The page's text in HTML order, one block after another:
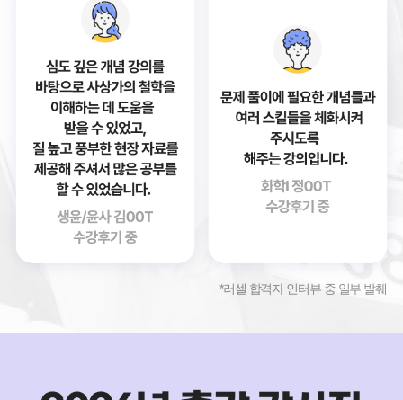
*러셀 합격자 인터뷰 중 일부 발췌